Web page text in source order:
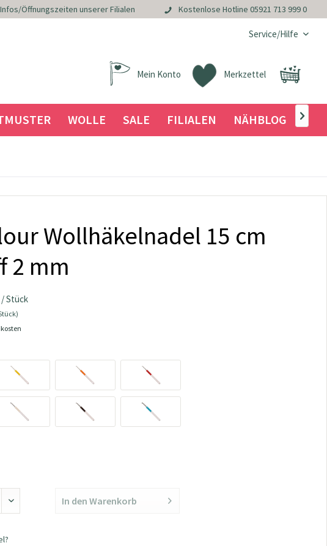
Infos/Öffnungszeiten unserer Filialen Kostenlose Hotline 05921 713 999 0
Service/Hilfe
Merkzettel
Mein Konto
WOLLE SALE FILIALEN NÄHBLOG 
Wollhäkelnadel 15 cm
2 mm
/ Stück
In den Warenkorb